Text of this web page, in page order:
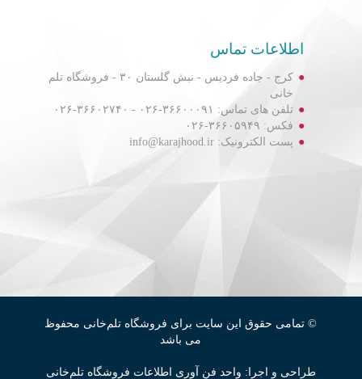
اطلاعات تماس
کرج - جاده فردیس - نبش گلستان ۳۰ - فروشگاه تلم
خانی
تلفن های تماس: ۳۶۶۰۰۰۹۱-۰۲۶ - ۳۶۶۰۲۷۴۰-۰۲۶
فکس: ۳۶۶۰۵۹۴۹-۰۲۶
پست الکترونیک: info@karajhood.ir
© تمامی حقوق این سایت برای فروشگاه تلم‌خانی محفوظ
می باشد
طراحی و اجرا: واحد فن آوری اطلاعات فروشگاه تلم‌خانی